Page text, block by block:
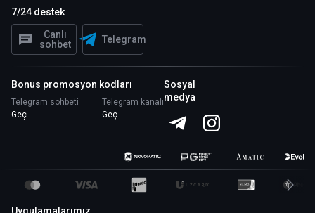
7/24 destek
Canlı
sohbet
Telegram
Bonus promosyon kodları
Telegram sohbeti
Geç
Telegram kanalı
Geç
Sosyal
medya